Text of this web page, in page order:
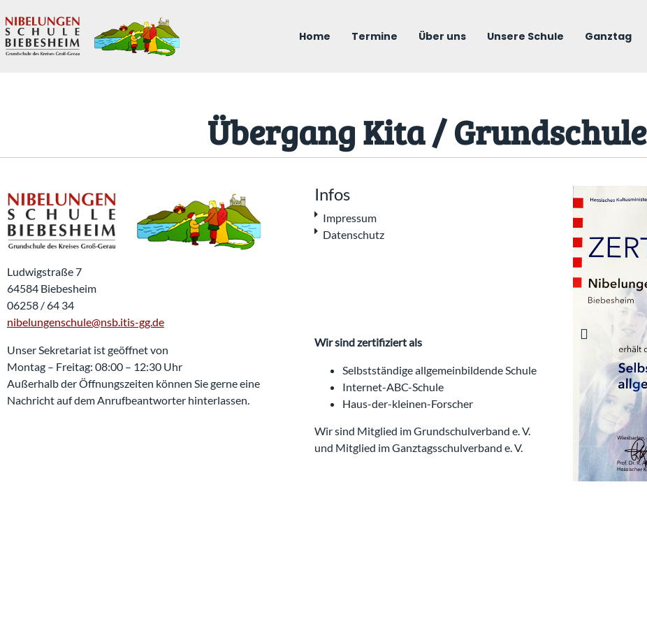
springen
Home Termine Über uns Unsere Schule Ganztag
Übergang Kita / Grundschule
Ludwigstraße 7
64584 Biebesheim
06258 / 64 34
nibelungenschule@nsb.itis-gg.de
Unser Sekretariat ist geöffnet von
Montag – Freitag: 08:00 – 12:30 Uhr
Außerhalb der Öffnungszeiten können Sie gerne eine
Nachricht auf dem Anrufbeantworter hinterlassen.
Infos
Impressum
Datenschutz
Wir sind zertifiziert als
Selbstständige allgemeinbildende Schule
Internet-ABC-Schule
Haus-der-kleinen-Forscher
Wir sind Mitglied im Grundschulverband e. V.
und Mitglied im Ganztagsschulverband e. V.